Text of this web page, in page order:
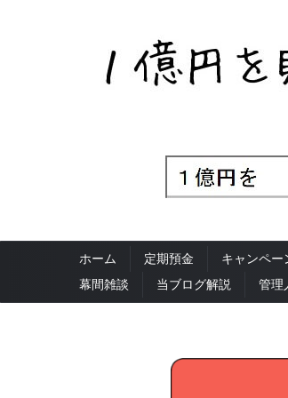
ホーム 定期預金 キャンペー
幕間雑談
当ブログ解説 管理